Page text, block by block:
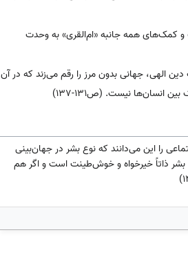
و کمک‌های همه جانبه «ام‌القری» به وحدت
الهی، جهانی بدون مرز را رقم می‌زند که در آن
انسان‌ها نیست. (ص۱۳۱-۱۳۷)
را این می‌دانند که نوع بشر در جهان‌بینی
بشر ذاتاً خیرخواه و خوش‌طینت است و اگر هم